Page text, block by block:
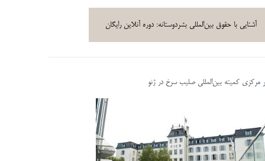
آشنایی با حقوق بین‌المللی بشردوستانه: دوره آنلاین رایگان
مرکزی کمیته بین‌المللی صلیب سرخ در ژنو